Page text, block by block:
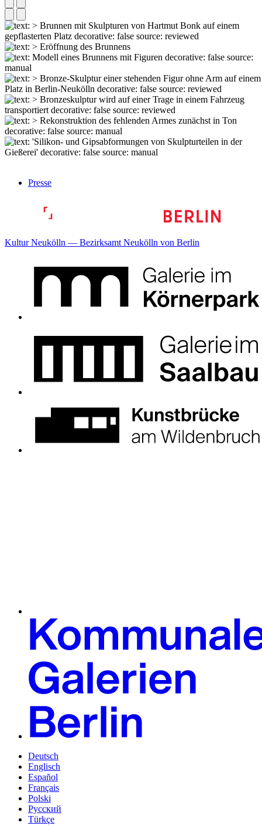
Presse
Kultur Neukölln — Bezirksamt Neukölln von Berlin
Deutsch
Englisch
Español
Français
Polski
Русский
Türkçe